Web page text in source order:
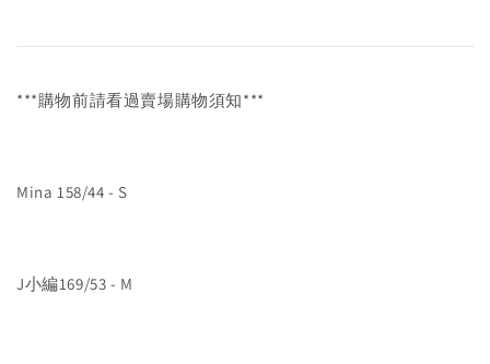
***購物前請看過賣場購物須知***
Mina 158/44 - S
J小編169/53 - M